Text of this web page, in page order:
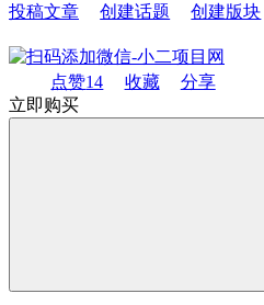
投稿文章 创建话题 创建版块
点赞14 收藏
分享
立即购买